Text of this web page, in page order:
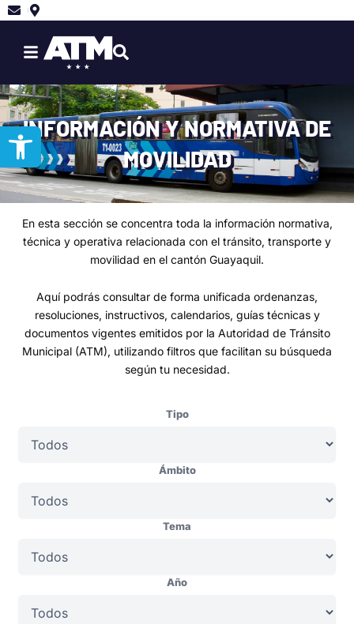
contenido
INFORMACIÓN Y NORMATIVA DE
MOVILIDAD
En esta sección se concentra toda la información normativa,
técnica y operativa relacionada con el tránsito, transporte y
movilidad en el cantón Guayaquil.
Aquí podrás consultar de forma unificada ordenanzas,
resoluciones, instructivos, calendarios, guías técnicas y
documentos vigentes emitidos por la Autoridad de Tránsito
Municipal (ATM), utilizando filtros que facilitan su búsqueda
según tu necesidad.
Tipo
Ámbito
Tema
Año
Abrir barra de herramientas